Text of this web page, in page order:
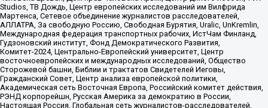
Studios, ТВ Дождь, Центр европейских исследований им Вилфрида
Мартенса, Сетевое объединение журналистов расследователей,
АЛЛАТРА, За свободную Россию, Свободная Бурятия, Uralic, UnKremlin,
Международная федерация транспортных рабочих, ИстЧам Финланд,
Гудзоновский институт, Фонд Демократического Развития,
Комитет-2024, Центрально-Европейский университет, Центр
восточноевропейских и международных исследований, Общество
Сторожевой башни, Библии и трактатов Свидетелей Иеговы,
Гражданский Совет, Центр анализа европейской политики,
Академическая сеть Восточная Европа, Российский комитет действия,
РЭНД корпорейшн, Русская Америка за демократию в России,
Настоящая Россия, Глобальная сеть журналистов-расследователей,